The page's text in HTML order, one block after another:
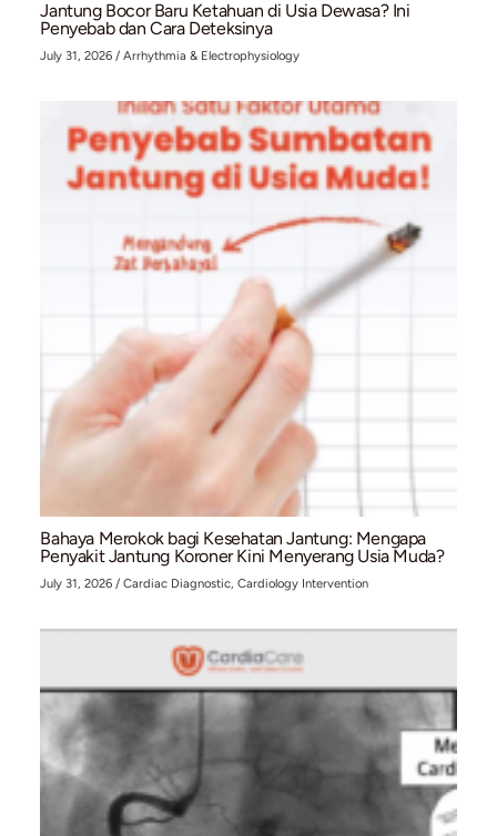
Waspada ‘Silent Killer’: 4 Cara Ampuh
Kolesterol Tinggi Secara Alami
July 31, 2026 Arrhythmia & Electrophysiology